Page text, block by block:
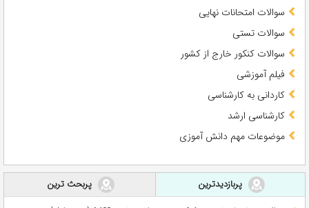
سوالات امتحانات نهایی
سوالات تستی
سوالات کنکور خارج از کشور
فیلم آموزشی
کاردانی به کارشناسی
کارشناسی ارشد
موضوعات مهم دانش آموزی
پربازدیدترین
پربحث ترین